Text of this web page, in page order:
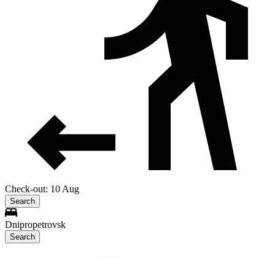
Check-out: 10 Aug
Search
Dnipropetrovsk
Search